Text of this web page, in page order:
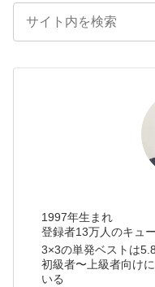
1997年生まれ
登録者13万人のキュ
3×3の単発ベストは
初級者〜上級者向け
いる